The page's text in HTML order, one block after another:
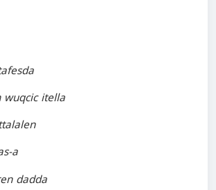
wuqcic itella
a
dadda